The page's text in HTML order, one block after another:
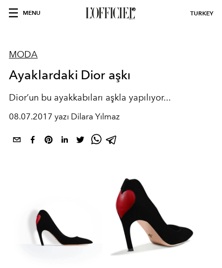
MENU TURKEY
MODA
Ayaklardaki Dior aşkı
Dior’un bu ayakkabıları aşkla yapılıyor...
08.07.2017 yazı Dilara Yılmaz